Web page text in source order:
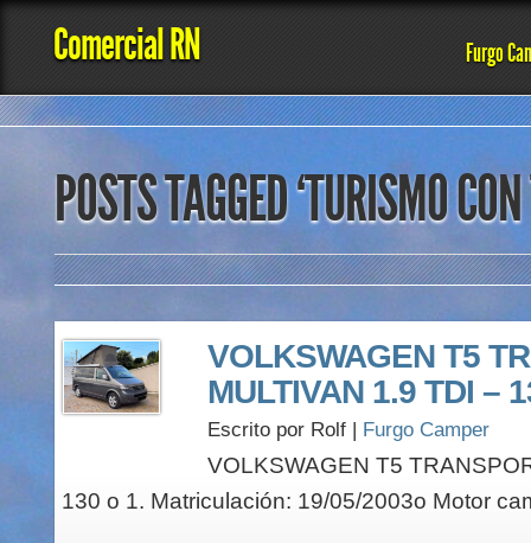
Comercial RN Furgo
POSTS TAGGED ‘TURISMO
VOLKSWAGEN T5
MULTIVAN 1.9 TDI –
Escrito por Rolf | Furgo Camper
VOLKSWAGEN T5
130 o 1. Matriculación: 19/05/2003o Motor